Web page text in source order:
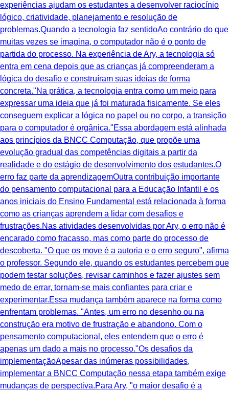
experiências ajudam os estudantes a desenvolver raciocínio
lógico, criatividade, planejamento e resolução de
problemas.Quando a tecnologia faz sentidoAo contrário do que
muitas vezes se imagina, o computador não é o ponto de
partida do processo. Na experiência de Ary, a tecnologia só
entra em cena depois que as crianças já compreenderam a
lógica do desafio e construíram suas ideias de forma
concreta."Na prática, a tecnologia entra como um meio para
expressar uma ideia que já foi maturada fisicamente. Se eles
conseguem explicar a lógica no papel ou no corpo, a transição
para o computador é orgânica."Essa abordagem está alinhada
aos princípios da BNCC Computação, que propõe uma
evolução gradual das competências digitais a partir da
realidade e do estágio de desenvolvimento dos estudantes.O
erro faz parte da aprendizagemOutra contribuição importante
do pensamento computacional para a Educação Infantil e os
anos iniciais do Ensino Fundamental está relacionada à forma
como as crianças aprendem a lidar com desafios e
frustrações.Nas atividades desenvolvidas por Ary, o erro não é
encarado como fracasso, mas como parte do processo de
descoberta. "O que os move é a autoria e o erro seguro", afirma
o professor. Segundo ele, quando os estudantes percebem que
podem testar soluções, revisar caminhos e fazer ajustes sem
medo de errar, tornam-se mais confiantes para criar e
experimentar.Essa mudança também aparece na forma como
enfrentam problemas. "Antes, um erro no desenho ou na
construção era motivo de frustração e abandono. Com o
pensamento computacional, eles entendem que o erro é
apenas um dado a mais no processo."Os desafios da
implementaçãoApesar das inúmeras possibilidades,
implementar a BNCC Computação nessa etapa também exige
mudanças de perspectiva.Para Ary, "o maior desafio é a